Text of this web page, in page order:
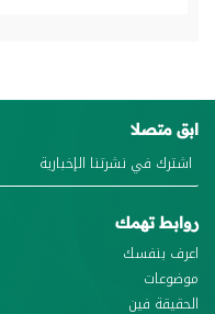
ابق متصلا
روابط تهمك
اعرف بنفسك
موضوعات
الحقيقة فين